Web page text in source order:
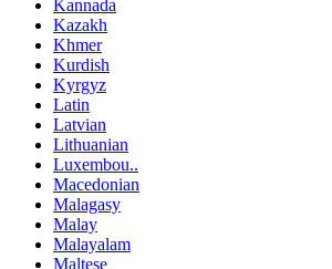
Kannada
Kazakh
Khmer
Kurdish
Kyrgyz
Latin
Latvian
Lithuanian
Luxembou..
Macedonian
Malagasy
Malay
Malayalam
Maltese